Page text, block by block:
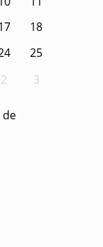
18
25
2 3
de